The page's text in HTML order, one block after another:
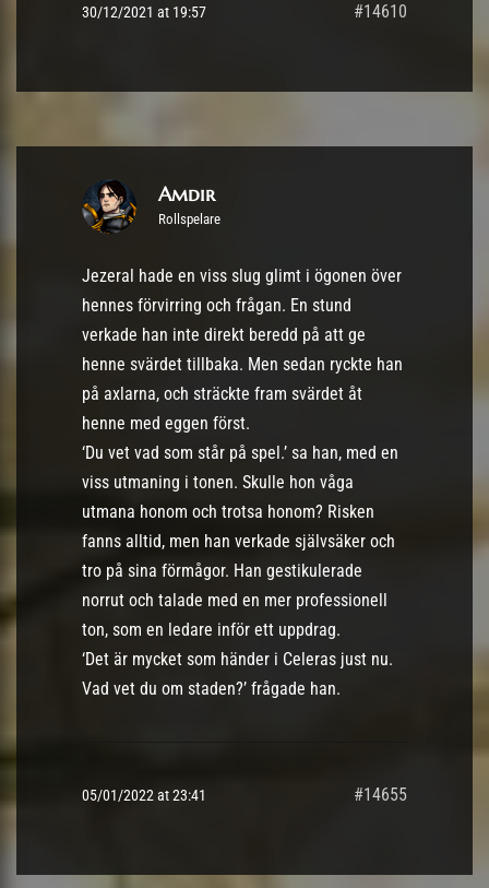
30/12/2021 at 19:57 #14610
Amdir
Rollspelare
Jezeral hade en viss slug glimt i ögonen över
hennes förvirring och frågan. En stund
verkade han inte direkt beredd på att ge
henne svärdet tillbaka. Men sedan ryckte han
på axlarna, och sträckte fram svärdet åt
henne med eggen först.
‘Du vet vad som står på spel.’ sa han, med en
viss utmaning i tonen. Skulle hon våga
utmana honom och trotsa honom? Risken
fanns alltid, men han verkade självsäker och
tro på sina förmågor. Han gestikulerade
norrut och talade med en mer professionell
ton, som en ledare inför ett uppdrag.
‘Det är mycket som händer i Celeras just nu.
Vad vet du om staden?’ frågade han.
05/01/2022 at 23:41 #14655